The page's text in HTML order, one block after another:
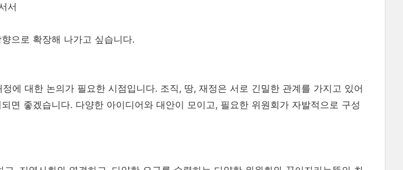
서
으로 확장해 나가고 싶습니다.
에 대한 논의가 필요한 시점입니다. 조직, 땅, 재정은 서로 긴밀한 관계를 가지고 있어
면 좋겠습니다. 다양한 아이디어와 대안이 모이고, 필요한 위원회가 자발적으로 구성